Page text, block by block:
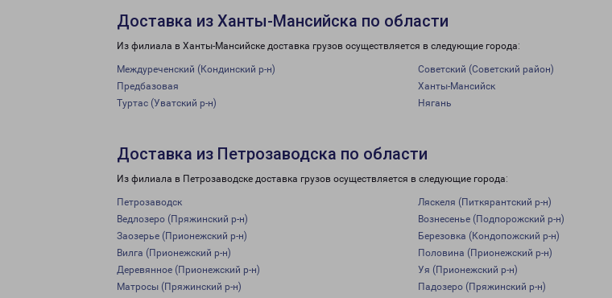
Доставка из Ханты-Мансийска по области
Из филиала в Ханты-Мансийске доставка грузов осуществляется в следующие города:
Междуреченский (Кондинский р-н) Советский (Советский район)
Предбазовая
Ханты-Мансийск
Туртас (Уватский р-н)
Нягань
Доставка из Петрозаводска по области
Из филиала в Петрозаводске доставка грузов осуществляется в следующие города:
Петрозаводск Ляскеля (Питкярантский р-н)
Ведлозеро (Пряжинский р-н)
Вознесенье (Подпорожский р-н)
Заозерье (Прионежский р-н)
Березовка (Кондопожский р-н)
Вилга (Прионежский р-н)
Половина (Прионежский р-н)
Деревянное (Прионежский р-н)
Уя (Прионежский р-н)
Матросы (Пряжинский р-н)
Падозеро (Пряжинский р-н)